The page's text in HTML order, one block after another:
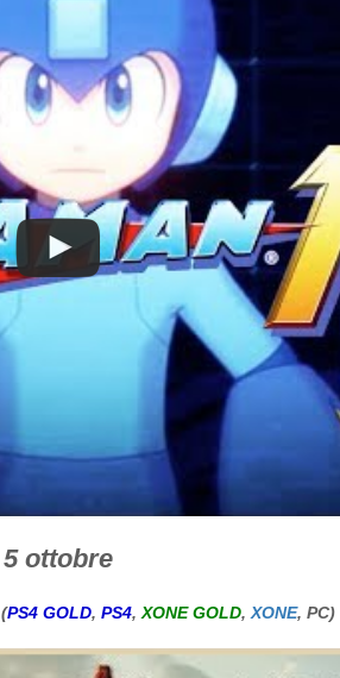
5 ottobre
(PS4 GOLD, PS4,XONE GOLD,XONE, PC)